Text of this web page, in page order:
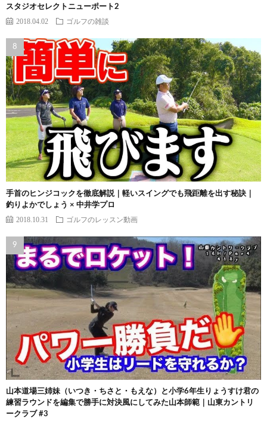
スタジオセレクトニューポート2
2018.04.02 ゴルフの雑談
手首のヒンジコックを徹底解説｜軽いスイングでも飛距離を出す秘訣｜
釣りよかでしょう × 中井学プロ
2018.10.31 ゴルフのレッスン動画
山本道場三姉妹（いつき・ちさと・もえな）と小学6年生りょうすけ君の
練習ラウンドを編集で勝手に対決風にしてみた山本師範｜山東カントリ
ークラブ #3